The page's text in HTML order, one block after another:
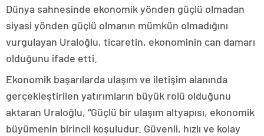
Dünya sahnesinde ekonomik yönden güçlü olmadan
siyasi yönden güçlü olmanın mümkün olmadığını
vurgulayan Uraloğlu, ticaretin, ekonominin can damarı
olduğunu ifade etti.
Ekonomik başarılarda ulaşım ve iletişim alanında
gerçekleştirilen yatırımların büyük rolü olduğunu
aktaran Uraloğlu, “Güçlü bir ulaşım altyapısı, ekonomik
büyümenin birincil koşuludur. Güvenli, hızlı ve kolay